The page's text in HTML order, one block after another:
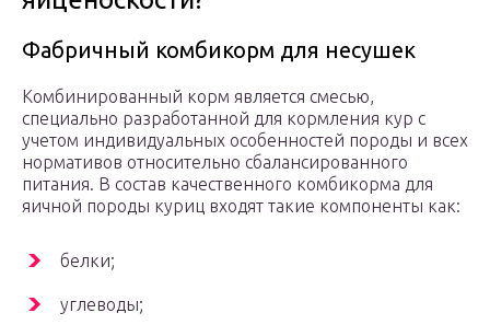
Фабричный комбикорм для несушек
Комбинированный корм является смесью,
специально разработанной для кормления кур с
учетом индивидуальных особенностей породы и всех
нормативов относительно сбалансированного
питания. В состав качественного комбикорма для
яичной породы куриц входят такие компоненты как:
белки;
углеводы;